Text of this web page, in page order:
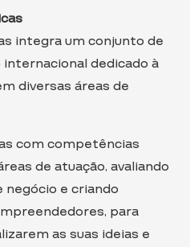
integra um conjunto de
dedicado à
diversas áreas de
com competências
de atuação, avaliando
negócio e criando
para
as suas ideias e